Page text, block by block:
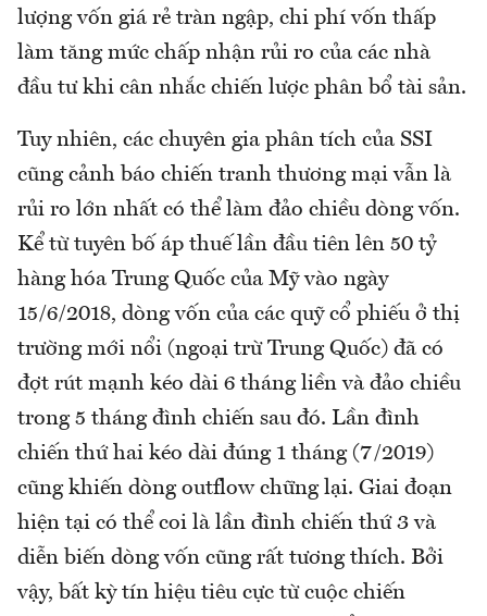
lượng vốn giá rẻ tràn ngập, chi phí vốn thấp
làm tăng mức chấp nhận rủi ro của các nhà
đầu tư khi cân nhắc chiến lược phân bổ tài sản.
Tuy nhiên, các chuyên gia phân tích của SSI
cũng cảnh báo chiến tranh thương mại vẫn là
rủi ro lớn nhất có thể làm đảo chiều dòng vốn.
Kể từ tuyên bố áp thuế lần đầu tiên lên 50 tỷ
hàng hóa Trung Quốc của Mỹ vào ngày
15/6/2018, dòng vốn của các quỹ cổ phiếu ở thị
trường mới nổi (ngoại trừ Trung Quốc) đã có
đợt rút mạnh kéo dài 6 tháng liền và đảo chiều
trong 5 tháng đình chiến sau đó. Lần đình
chiến thứ hai kéo dài đúng 1 tháng (7/2019)
cũng khiến dòng outflow chững lại. Giai đoạn
hiện tại có thể coi là lần đình chiến thứ 3 và
diễn biến dòng vốn cũng rất tương thích. Bởi
vậy, bất kỳ tín hiệu tiêu cực từ cuộc chiến